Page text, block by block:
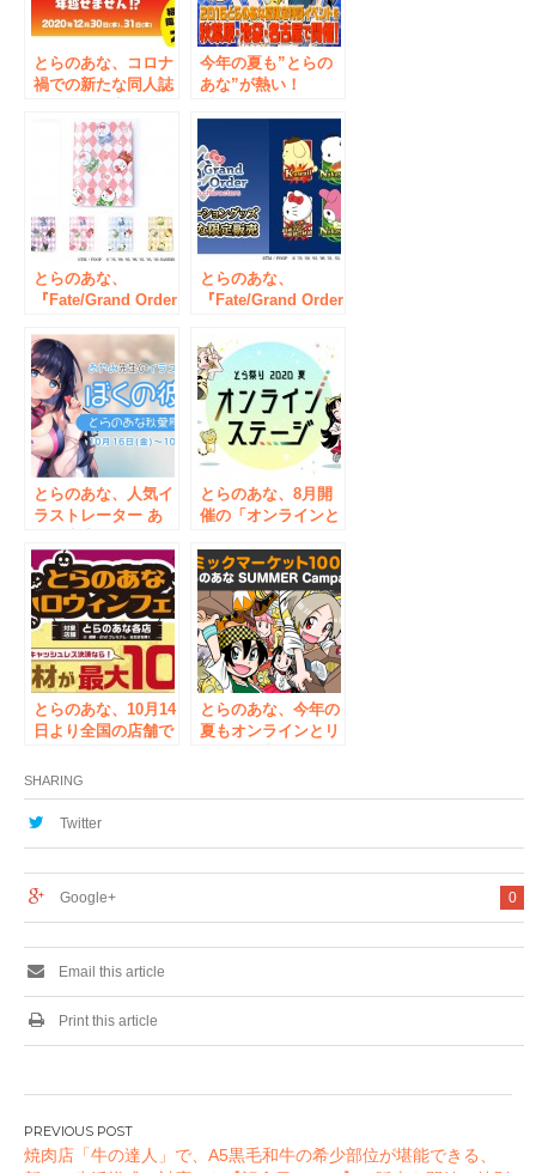
とらのあな、コロナ
禍での新たな同人誌
リエイターユニット
COJIRASE LUNCH
BOXと『コミライ
ブ〜同人誌100冊紹
介するまで年越せま
せん！？～』を大晦
日に生配信決定！
今年の夏も”とらの
あな”が熱い！
を、秋葉原・池袋・
名古屋で開催！
とらのあな、
『Fate/Grand Order
characters』とらの
あな限定コラボグッ
ズを3月27日より秋
葉原店と通販で販売
開始！
とらのあな、
『Fate/Grand Order
characters』とらの
あな限定コラボグッ
ズを3月27日より秋
葉原店と通販で販売
開始！
とらのあな、人気イ
ラストレーター あ
展 第2弾『ぼくの彼
女 2』を、10月16日
より秋葉原で開催。
とらのあな、8月開
催の「オンラインと
25周年記念企画の
他、関智一さんやク
リムゾン先生の登場
するオンラインステ
ージイベントの配信
が決定！
とらのあな、10月14
日より全国の店舗で
ウィンフェア』を開
催！期間中、同人誌
が5%割引に。店頭
とらのあな、今年の
夏もオンラインとリ
SUMMER
SHARING
Twitter
0
Google+
Email this article
Print this article
投
稿
焼肉店「牛の達人」で、A5黒毛和牛の希少部位が堪能できる、